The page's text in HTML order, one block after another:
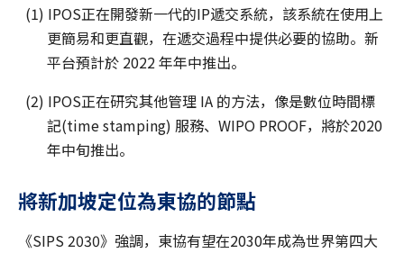
(1) IPOS正在開發新一代的IP遞交系統，該系統在使用上
更簡易和更直觀，在遞交過程中提供必要的協助。新
平台預計於 2022 年年中推出。
(2) IPOS正在研究其他管理 IA 的方法，像是數位時間標
記(time stamping) 服務、WIPO PROOF，將於2020
年中旬推出。
將新加坡定位為東協的節點
《SIPS 2030》強調，東協有望在2030年成為世界第四大